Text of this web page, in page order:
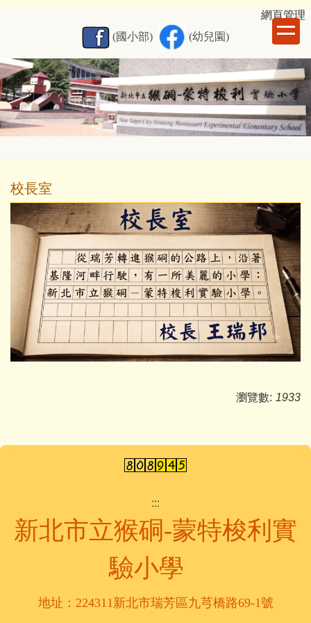
要
內
容
區
網頁管理
(國小部)
(幼兒園)
校長室
瀏覽數: 1933
:::
新北市立猴硐-蒙特梭利實
驗小學
地址：224311新北市瑞芳區九芎橋路69-1號